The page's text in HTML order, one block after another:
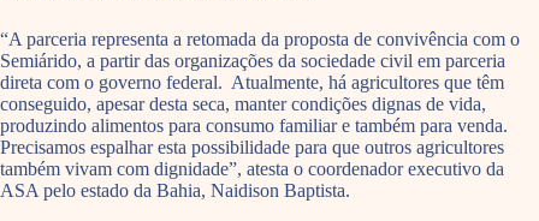
“A parceria representa a retomada da proposta de convivência com o
Semiárido, a partir das organizações da sociedade civil em parceria
direta com o governo federal. Atualmente, há agricultores que têm
conseguido, apesar desta seca, manter condições dignas de vida,
produzindo alimentos para consumo familiar e também para venda.
Precisamos espalhar esta possibilidade para que outros agricultores
também vivam com dignidade”, atesta o coordenador executivo da
ASA pelo estado da Bahia, Naidison Baptista.